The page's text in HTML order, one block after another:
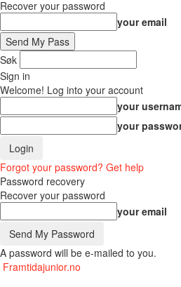
Recover your password
your email
Søk
Sign in
Welcome! Log into your account
your
your
Forgot your password? Get help
Password recovery
Recover your password
your email
A password will be e-mailed to you.
Framtidajunior.no